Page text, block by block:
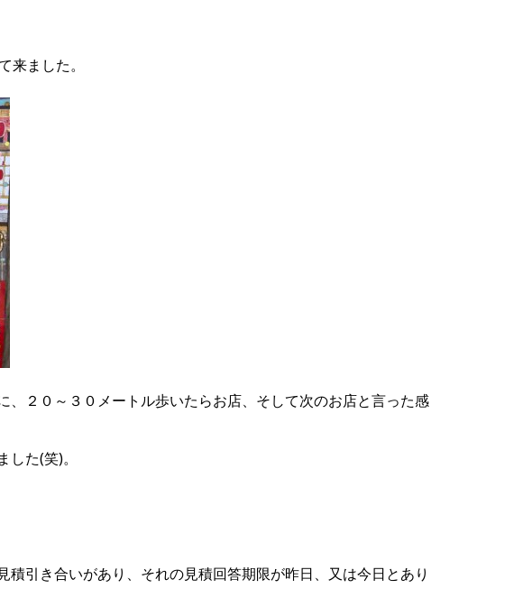
ました。
２０～３０メートル歩いたらお店、そして次のお店と言った感
た(笑)。
引き合いがあり、それの見積回答期限が昨日、又は今日とあり